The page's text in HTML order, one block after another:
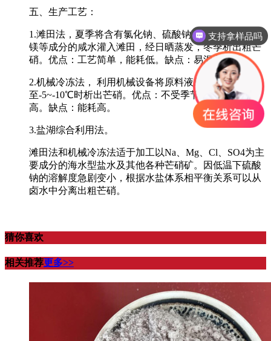
五、生产工艺：
1.滩田法，夏季将含有氯化钠、硫酸钠、硫酸镁、氯化
镁等成分的咸水灌入滩田，经日晒蒸发，冬季析出粗芒
硝。优点：工艺简单，能耗低。缺点：易混入杂质。
2.机械冷冻法， 利用机械设备将原料液加热蒸发后冷冻
至-5~-10℃时析出芒硝。优点：不受季节影响，纯度
高。缺点：能耗高。
3.盐湖综合利用法。
滩田法和机械冷冻法适于加工以Na、Mg、Cl、SO4为主
要成分的海水型盐水及其他各种芒硝矿。因低温下硫酸
钠的溶解度急剧变小，根据水盐体系相平衡关系可以从
卤水中分离出粗芒硝。
猜你喜欢
相关推荐更多>>
支持拿样品吗